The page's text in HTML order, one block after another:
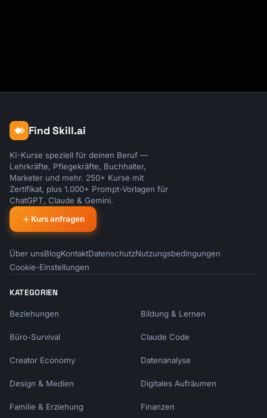
Find Skill.ai
KI-Kurse speziell für deinen Beruf —
Lehrkräfte, Pflegekräfte, Buchhalter,
Marketer und mehr. 250+ Kurse mit
Zertifikat, plus 1.000+ Prompt-Vorlagen für
ChatGPT, Claude & Gemini.
Kurs anfragen
Über unsBlogKontaktDatenschutzNutzungsbedingungen
Cookie-Einstellungen
KATEGORIEN
Beziehungen Bildung & Lernen
Büro-Survival Claude Code
Creator Economy Datenanalyse
Design & Medien Digitales Aufräumen
Familie & Erziehung Finanzen